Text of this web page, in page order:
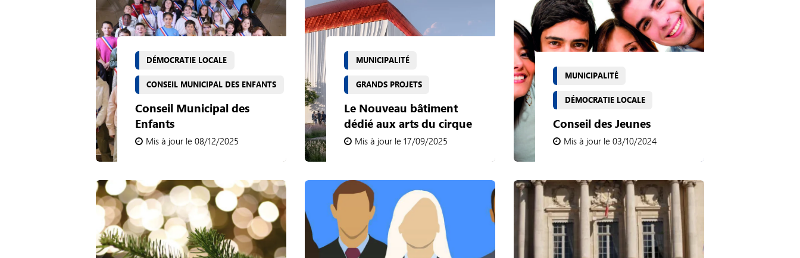
DÉMOCRATIE LOCALE
CONSEIL MUNICIPAL DES ENFANTS
Conseil Municipal des
Enfants
Mis à jour le 08/12/2025
MUNICIPALITÉ
GRANDS PROJETS
Le Nouveau bâtiment
dédié aux arts du cirque
Mis à jour le 17/09/2025
MUNICIPALITÉ
DÉMOCRATIE LOCALE
Conseil des Jeunes
Mis à jour le 03/10/2024